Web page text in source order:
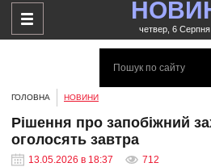
четвер, 6
ГОЛОВНА НОВИНИ
Рішення про запобіжний
оголосять завтра
13.05.2026 в 18:37 712